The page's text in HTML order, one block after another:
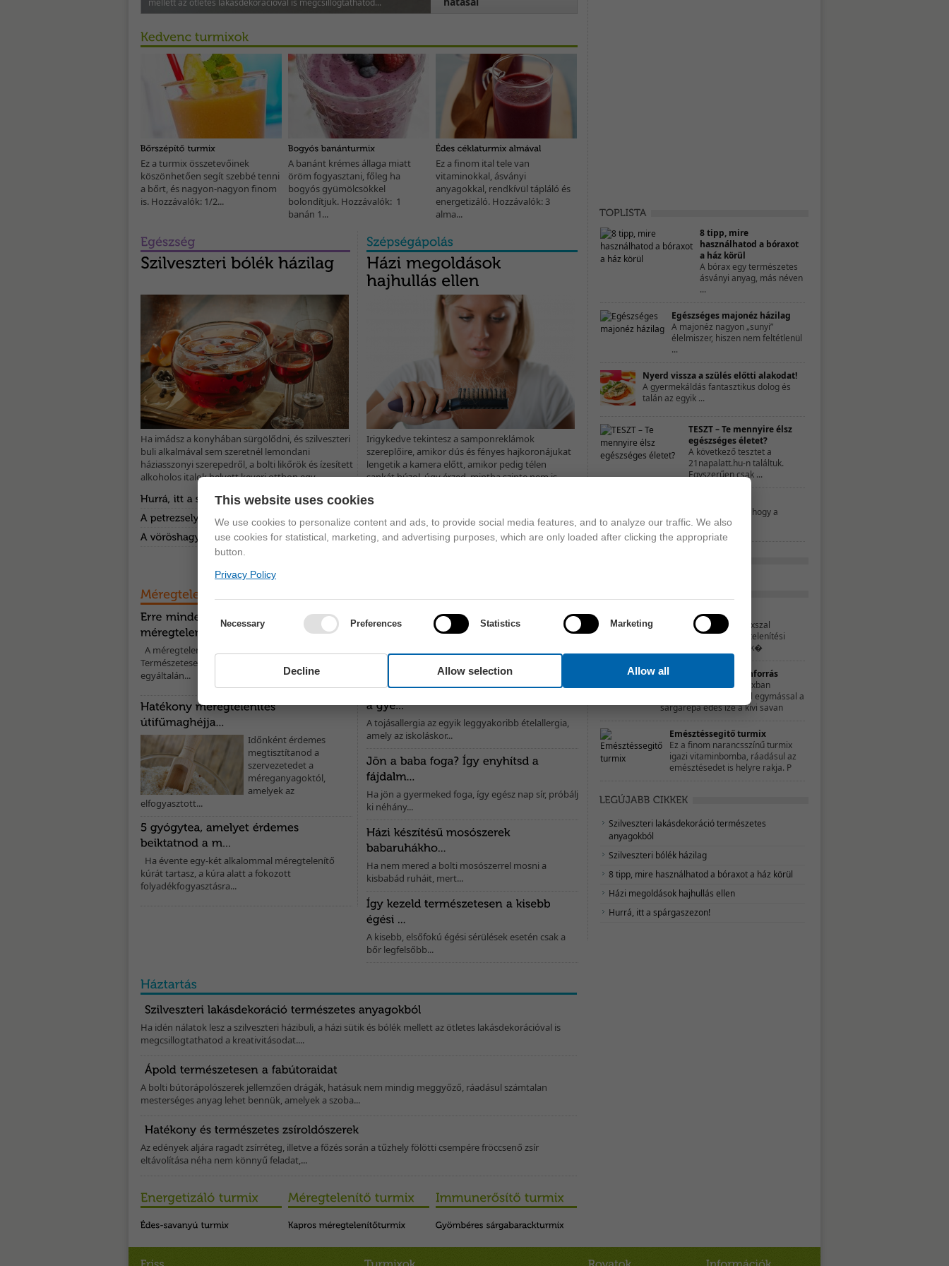
mellett az ötletes lakásdekorációval is megcsillogtathatod...
A salátákba, krumplihoz, húsokhoz adható és szendvicsek díszítésére
is alkalmas petrezselyem nagyon egészséges. Nézzük...
A vöröshagyma remek B1-, B6-, C- és K-vitamin, illetve kalcium-, króm-
és rostforrás. Ennek köszönhetően segíti az emésztést,...
A tenisz ma már nemcsak a gazdagok sportja; egyre többen űzik
szívesen. Ez nem is csoda, hiszen amellett, hogy jó szórakozás,...
A szegfűbors gyulladásgátló és szélhajtó hatással bír, valamint segít
megszüntetni a puffadást. A fűszer nagy mennyiségben...
Ez a turmix összetevőinek
köszönhetően segít szebbé tenni
a bőrt, és nagyon-nagyon finom
is. Hozzávalók: 1/2...
A banánt krémes állaga miatt
öröm fogyasztani, főleg ha
bogyós gyümölcsökkel
bolondítjuk. Hozzávalók: 1
banán 1...
Ez a finom ital tele van
vitaminokkal, ásványi
anyagokkal, rendkívül tápláló és
energetizáló. Hozzávalók: 3
alma...
Ha imádsz a konyhában sürgölődni, és szilveszteri
buli alkalmával sem szeretnél lemondani
háziasszonyi szerepedről, a bolti likőrök és ízesített
alkoholos italok helyett keverj otthon egy...
Irigykedve tekintesz a samponreklámok
szereplőire, amikor dús és fényes hajkoronájukat
lengetik a kamera előtt, amikor pedig télen
sapkát húzol, úgy érzed, mintha szinte nem is
A méregtelenítésnek számos előnye van.
Természetesen az lenne a leghatékonyabb, ha
egyáltalán...
Időnként érdemes
megtisztítanod a
szervezetedet a
méreganyagoktól,
amelyek az
elfogyasztott...
Ha évente egy-két alkalommal méregtelenítő
kúrát tartasz, a kúra alatt a fokozott
folyadékfogyasztásra...
A felnőttek is lehetnek válogatósak, de ebben a
A tojásallergia az egyik leggyakoribb ételallergia,
amely az iskoláskor...
Ha jön a gyermeked foga, így egész nap sír, próbálj
ki néhány...
Ha nem mered a bolti mosószerrel mosni a
kisbabád ruháit, mert...
A kisebb, elsőfokú égési sérülések esetén csak a
bőr legfelsőbb...
Ha idén nálatok lesz a szilveszteri házibuli, a házi sütik és bólék mellett az ötletes lakásdekorációval is
megcsillogtathatod a kreativitásodat....
A bolti bútorápolószerek jellemzően drágák, hatásuk nem mindig meggyőző, ráadásul számtalan
mesterséges anyag lehet bennük, amelyek a szoba...
Az edények aljára ragadt zsírréteg, illetve a főzés során a tűzhely fölötti csempére fröccsenő zsír
eltávolítása néha nem könnyű feladat,...
8 tipp, mire
használhatod a bóraxot
a ház körül
A bórax egy természetes
ásványi anyag, más néven
...
Egészséges majonéz házilag
A majonéz nagyon „sunyi”
élelmiszer, hiszen nem feltétlenül
...
Nyerd vissza a szülés előtti alakodat!
A gyermekáldás fantasztikus dolog és
talán az egyik ...
TESZT – Te mennyire élsz
egészséges életet?
A következő tesztet a
21napalatt.hu-n találtuk.
Egyszerűen csak ...
Néhány szülő úgy gondolja, hogy a
nassolás rosszat ...
Tavaszváró turmix
Ezzel a bordó színű turmixszal
hozzájárulhatsz a méregtelenítési
folyamatok sikeréhez, mik�
Édes-savanyú vitaminforrás
Ebben a zamatos turmixban
tökéletesen harmonizál egymással a
sárgarépa édes íze a kivi savan
Emésztéssegitő turmix
Ez a finom narancsszínű turmix
igazi vitaminbomba, ráadásul az
emésztésedet is helyre rakja. P
Szilveszteri lakásdekoráció természetes
anyagokból
Szilveszteri bólék házilag
8 tipp, mire használhatod a bóraxot a ház körül
Házi megoldások hajhullás ellen
Hurrá, itt a spárgaszezon!
This website uses cookies
We use cookies to personalize content and ads, to provide social media features, and to analyze our traffic. We also
use cookies for statistical, marketing, and advertising purposes, which are only loaded after clicking the appropriate
button.
Privacy Policy
Necessary Preferences Statistics Marketing
Decline Allow selection Allow all